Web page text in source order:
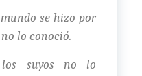
se hizo por
lo conoció.
suyos no lo